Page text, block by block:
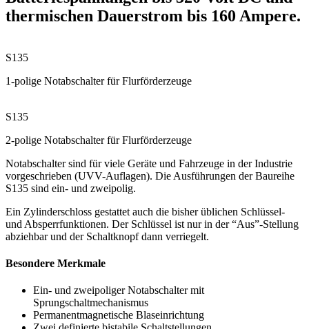
thermischen Dauerstrom bis 160 Ampere.
S135
1-polige Notabschalter für Flurförderzeuge
S135
2-polige Notabschalter für Flurförderzeuge
Notabschalter sind für viele Geräte und Fahrzeuge in der Industrie
vorgeschrieben (UVV-Auflagen). Die Ausführungen der Baureihe
S135 sind ein- und zweipolig.
Ein Zylinderschloss gestattet auch die bisher üblichen Schlüssel-
und Absperrfunktionen. Der Schlüssel ist nur in der “Aus”-Stellung
abziehbar und der Schaltknopf dann verriegelt.
Besondere Merkmale
Ein- und zweipoliger Notabschalter mit
Sprungschaltmechanismus
Permanentmagnetische Blaseinrichtung